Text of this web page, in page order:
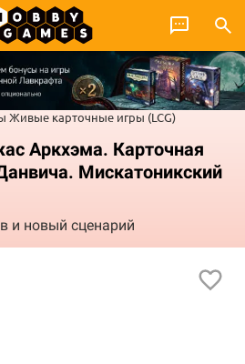
Живые карточные игры (LCG)
Аркхэма. Карточная
Мискатоникский
и новый сценарий